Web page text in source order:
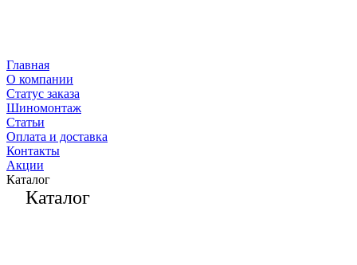
Главная
О компании
Статус заказа
Шиномонтаж
Статьи
Оплата и доставка
Контакты
Акции
Каталог
Каталог